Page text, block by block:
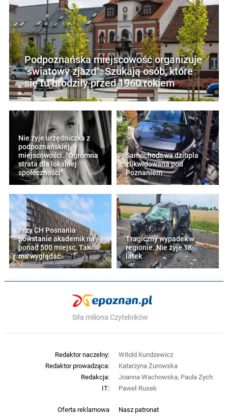
Podpoznańska miejscowość organizuje
"światowy zjazd". Szukają osób, które
się tu urodziły przed 1960 rokiem
Nie żyje urzędniczka z
podpoznańskiej
miejscowości. "Ogromna
strata dla lokalnej
społeczności"
Samochodowa dziupla
zlikwidowana pod
Poznaniem
Przy CH Posnania
powstanie akademik na
ponad 500 miejsc. Tak
ma wyglądać
Tragiczny wypadek w
regionie. Nie żyje 18-
latek
Siła miliona Czytelników
Oferta reklamowa Nasz patronat
Redaktor naczelny:
Witold Kundzewicz
Redaktor prowadząca:
Katarzyna Żurowska
Redakcja:
Joanna Wachowska, Paula Zych
IT:
Paweł Rusek